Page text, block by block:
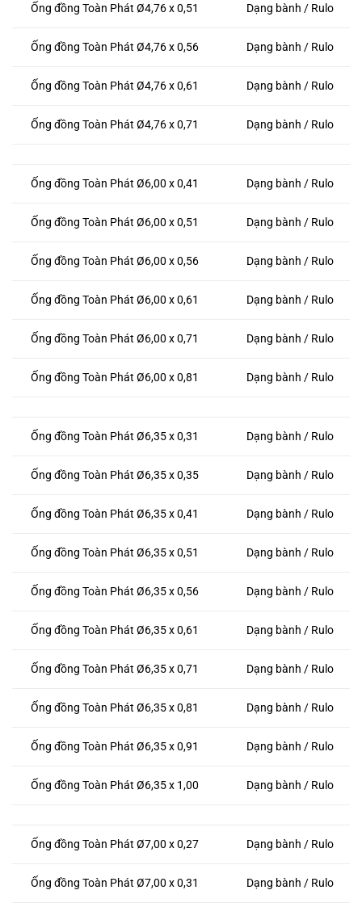
Ống đồng Toàn Phát Ø4,76 x 0,51 Dạng bành / Rulo
Ống đồng Toàn Phát Ø4,76 x 0,56 Dạng bành / Rulo
Ống đồng Toàn Phát Ø4,76 x 0,61 Dạng bành / Rulo
Ống đồng Toàn Phát Ø4,76 x 0,71 Dạng bành / Rulo
Ống đồng Toàn Phát Ø6,00 x 0,41 Dạng bành / Rulo
Ống đồng Toàn Phát Ø6,00 x 0,51 Dạng bành / Rulo
Ống đồng Toàn Phát Ø6,00 x 0,56 Dạng bành / Rulo
Ống đồng Toàn Phát Ø6,00 x 0,61 Dạng bành / Rulo
Ống đồng Toàn Phát Ø6,00 x 0,71 Dạng bành / Rulo
Ống đồng Toàn Phát Ø6,00 x 0,81 Dạng bành / Rulo
Ống đồng Toàn Phát Ø6,35 x 0,31 Dạng bành / Rulo
Ống đồng Toàn Phát Ø6,35 x 0,35 Dạng bành / Rulo
Ống đồng Toàn Phát Ø6,35 x 0,41 Dạng bành / Rulo
Ống đồng Toàn Phát Ø6,35 x 0,51 Dạng bành / Rulo
Ống đồng Toàn Phát Ø6,35 x 0,56 Dạng bành / Rulo
Ống đồng Toàn Phát Ø6,35 x 0,61 Dạng bành / Rulo
Ống đồng Toàn Phát Ø6,35 x 0,71 Dạng bành / Rulo
Ống đồng Toàn Phát Ø6,35 x 0,81 Dạng bành / Rulo
Ống đồng Toàn Phát Ø6,35 x 0,91 Dạng bành / Rulo
Ống đồng Toàn Phát Ø6,35 x 1,00 Dạng bành / Rulo
Ống đồng Toàn Phát Ø7,00 x 0,27 Dạng bành / Rulo
Ống đồng Toàn Phát Ø7,00 x 0,31 Dạng bành / Rulo